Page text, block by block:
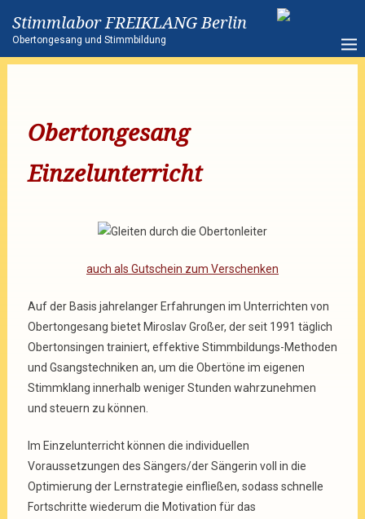
Stimmlabor FREIKLANG Berlin
Obertongesang und Stimmbildung
Obertongesang
Einzelunterricht
auch als Gutschein zum Verschenken
Auf der Basis jahrelanger Erfahrungen im Unterrichten von
Obertongesang bietet Miroslav Großer, der seit 1991 täglich
Obertonsingen trainiert, effektive Stimmbildungs-Methoden
und Gsangstechniken an, um die Obertöne im eigenen
Stimmklang innerhalb weniger Stunden wahrzunehmen
und steuern zu können.
Im Einzelunterricht können die individuellen
Voraussetzungen des Sängers/der Sängerin voll in die
Optimierung der Lernstrategie einfließen, sodass schnelle
Fortschritte wiederum die Motivation für das